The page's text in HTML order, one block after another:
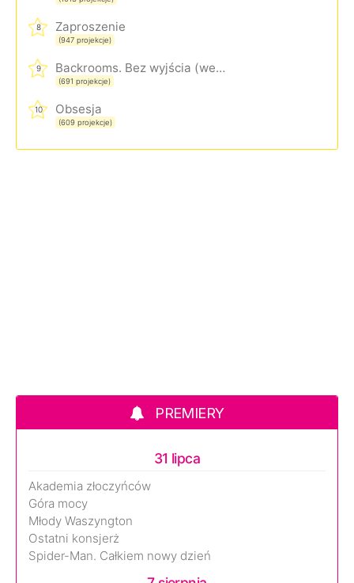
8 Zaproszenie
(947 projekcje)
9 Backrooms. Bez wyjścia (wersja rozszerzona)
(691 projekcje)
10 Obsesja
(609 projekcje)
PREMIERY
31 lipca
Akademia złoczyńców
Góra mocy
Młody Waszyngton
Ostatni konsjerż
Spider-Man. Całkiem nowy dzień